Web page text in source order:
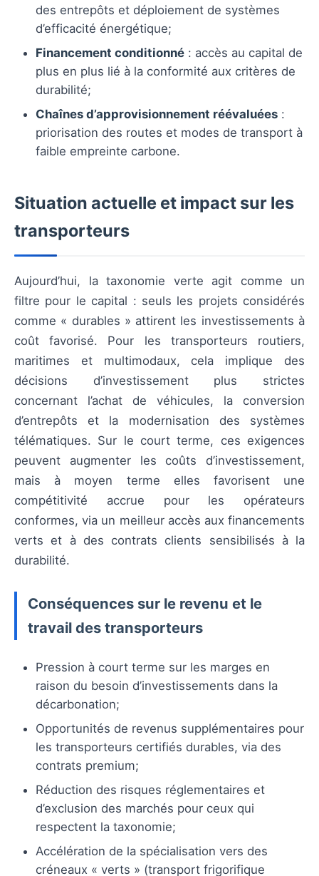
des entrepôts et déploiement de systèmes
d’efficacité énergétique;
Financement conditionné : accès au capital de
plus en plus lié à la conformité aux critères de
durabilité;
Chaînes d’approvisionnement réévaluées :
priorisation des routes et modes de transport à
faible empreinte carbone.
Situation actuelle et impact sur les
transporteurs
Aujourd’hui, la taxonomie verte agit comme un
filtre pour le capital : seuls les projets considérés
comme « durables » attirent les investissements à
coût favorisé. Pour les transporteurs routiers,
maritimes et multimodaux, cela implique des
décisions d’investissement plus strictes
concernant l’achat de véhicules, la conversion
d’entrepôts et la modernisation des systèmes
télématiques. Sur le court terme, ces exigences
peuvent augmenter les coûts d’investissement,
mais à moyen terme elles favorisent une
compétitivité accrue pour les opérateurs
conformes, via un meilleur accès aux financements
verts et à des contrats clients sensibilisés à la
durabilité.
Conséquences sur le revenu et le
travail des transporteurs
Pression à court terme sur les marges en
raison du besoin d’investissements dans la
décarbonation;
Opportunités de revenus supplémentaires pour
les transporteurs certifiés durables, via des
contrats premium;
Réduction des risques réglementaires et
d’exclusion des marchés pour ceux qui
respectent la taxonomie;
Accélération de la spécialisation vers des
créneaux « verts » (transport frigorifique